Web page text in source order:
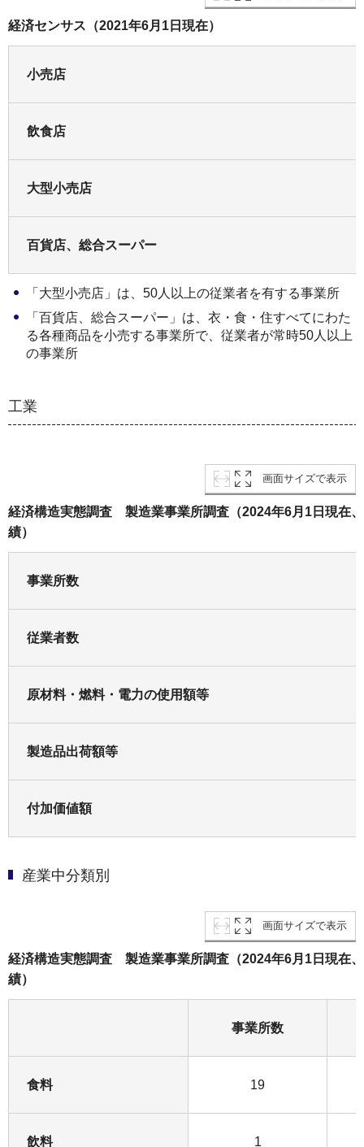
経済センサス（2021年6月1日現在）
小売店
飲食店
大型小売店
百貨店、総合スーパー
「大型小売店」は、50人以上の従業者を有する事業所
「百貨店、総合スーパー」は、衣・食・住すべてにわた
る各種商品を小売する事業所で、従業者が常時50人以上
の事業所
工業
画面サイズで表示
経済構造実態調査 製造業事業所調査（2024年6月1日現在
績）
事業所数
従業者数
原材料・燃料・電力の使用額等
製造品出荷額等
付加価値額
産業中分類別
画面サイズで表示
経済構造実態調査 製造業事業所調査（2024年6月1日現在
績）
事業所数
食料 19
飲料 1